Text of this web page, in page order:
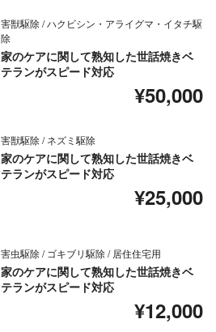
害獣駆除 / ハクビシン・アライグマ・イタチ駆
除
家のケアに関して熟知した世話焼きベ
テランがスピード対応
¥50,000
害獣駆除 / ネズミ駆除
家のケアに関して熟知した世話焼きベ
テランがスピード対応
¥25,000
害虫駆除 / ゴキブリ駆除 / 居住住宅用
家のケアに関して熟知した世話焼きベ
テランがスピード対応
¥12,000